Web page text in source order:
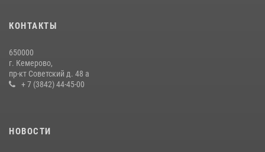
20 июля 2026, 08:52
гипермаркета товары на 13 тысяч рублей (ВИДЕО)
16 июля 2026, 06:43
КОНТАКТЫ
650000
г. Кемерово,
пр-кт Советский д. 48 а
+ 7 (3842) 44-45-00
НОВОСТИ